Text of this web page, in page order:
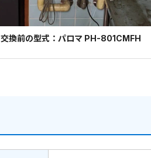
交換前の型式：パロマ PH-801CMFH